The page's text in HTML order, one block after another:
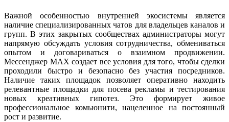
Важной особенностью внутренней экосистемы является
наличие специализированных чатов для владельцев каналов и
групп. В этих закрытых сообществах администраторы могут
напрямую обсуждать условия сотрудничества, обмениваться
опытом и договариваться о взаимном продвижении.
Мессенджер MAX создает все условия для того, чтобы сделки
проходили быстро и безопасно без участия посредников.
Наличие таких площадок позволяет оперативно находить
релевантные площадки для посева рекламы и тестирования
новых креативных гипотез. Это формирует живое
профессиональное комьюнити, нацеленное на постоянный
рост и развитие.